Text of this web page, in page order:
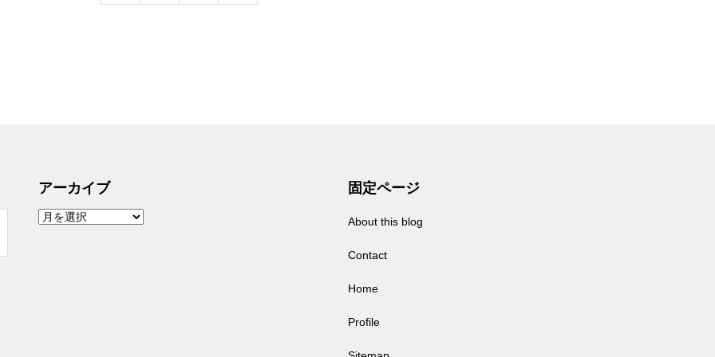
アーカイブ
ア
ー
固定ページ
About this blog
Contact
Home
Profile